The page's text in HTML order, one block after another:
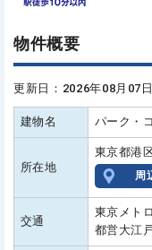
物件概要
更新日：2026年08月07
建物名 パーク・
所在地
東京都港
周
交通
東京メト
都営大江